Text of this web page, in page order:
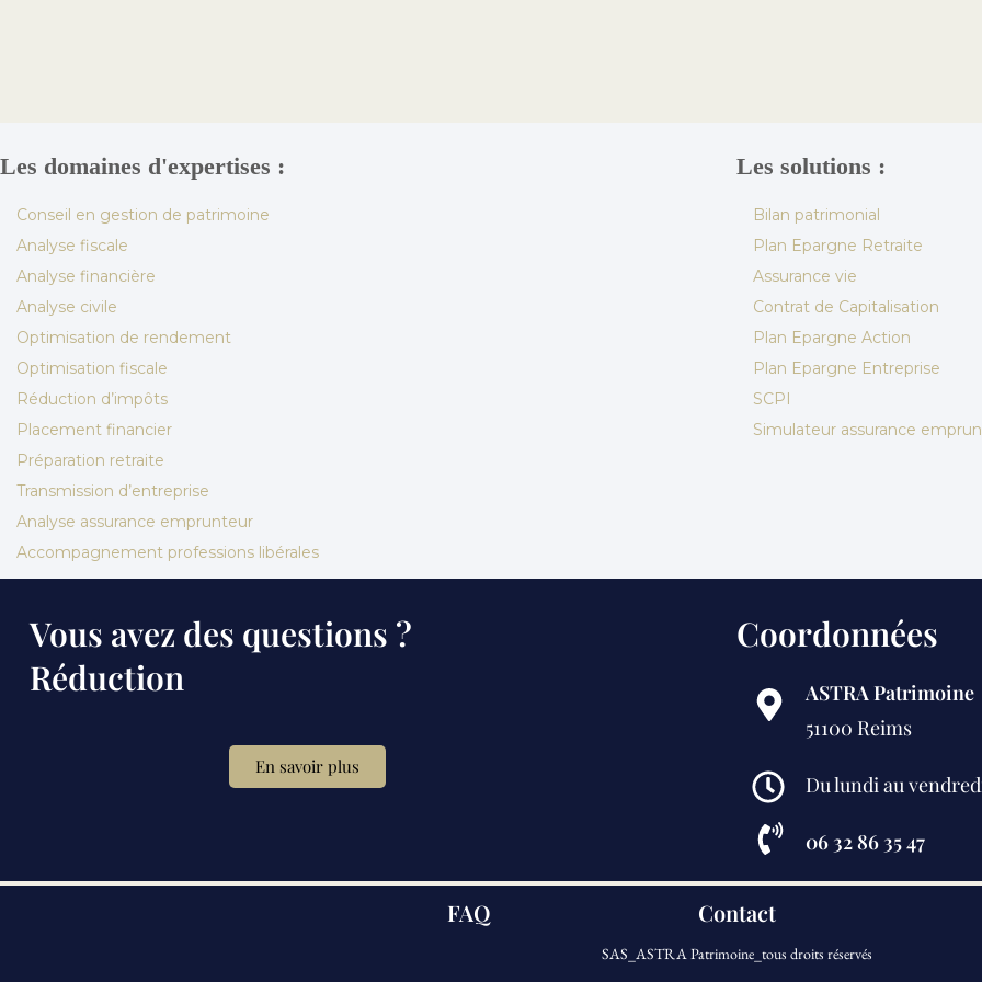
Les domaines d'expertises :
Conseil en gestion de patrimoine
Analyse fiscale
Analyse financière
Analyse civile
Optimisation de rendement
Optimisation fiscale
Réduction d’impôts
Placement financier
Préparation retraite
Transmission d’entreprise
Analyse assurance emprunteur
Accompagnement professions libérales
Les solutions :
Bilan patrimonial
Plan Epargne Retraite
Assurance vie
Contrat de Capitalisation
Plan Epargne Action
Plan Epargne Entreprise
SCPI
Simulateur assurance
Vous avez des questions ?
Réduction
En savoir plus
Coordonnées
ASTRA Patrimoine
51100 Reims
Du lundi au
06 32 86 35 47
FAQ Contact
SAS_ASTRA Patrimoine_tous droits réservés